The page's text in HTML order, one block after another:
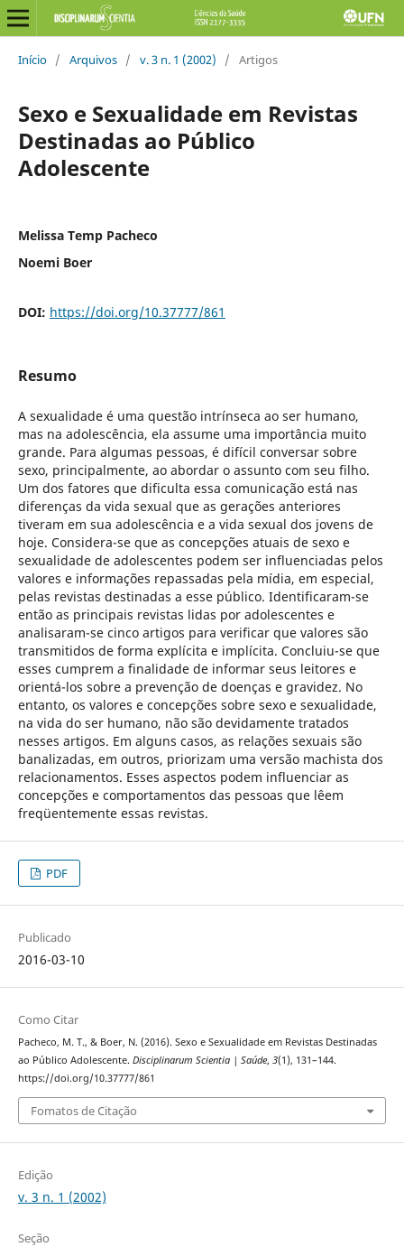
Início / Arquivos / v. 3 n. 1 (2002) / Artigos
Sexo e Sexualidade em Revistas
Destinadas ao Público
Adolescente
Melissa Temp Pacheco
Noemi Boer
DOI: https://doi.org/10.37777/861
Resumo
A sexualidade é uma questão intrínseca ao ser humano,
mas na adolescência, ela assume uma importância muito
grande. Para algumas pessoas, é difícil conversar sobre
sexo, principalmente, ao abordar o assunto com seu filho.
Um dos fatores que dificulta essa comunicação está nas
diferenças da vida sexual que as gerações anteriores
tiveram em sua adolescência e a vida sexual dos jovens de
hoje. Considera-se que as concepções atuais de sexo e
sexualidade de adolescentes podem ser influenciadas pelos
valores e informações repassadas pela mídia, em especial,
pelas revistas destinadas a esse público. Identificaram-se
então as principais revistas lidas por adolescentes e
analisaram-se cinco artigos para verificar que valores são
transmitidos de forma explícita e implícita. Concluiu-se que
esses cumprem a finalidade de informar seus leitores e
orientá-los sobre a prevenção de doenças e gravidez. No
entanto, os valores e concepções sobre sexo e sexualidade,
na vida do ser humano, não são devidamente tratados
nesses artigos. Em alguns casos, as relações sexuais são
banalizadas, em outros, priorizam uma versão machista dos
relacionamentos. Esses aspectos podem influenciar as
concepções e comportamentos das pessoas que lêem
freqüentemente essas revistas.
PDF
Publicado
2016-03-10
Como Citar
Pacheco, M. T., & Boer, N. (2016). Sexo e Sexualidade em Revistas Destinadas
ao Público Adolescente. Disciplinarum Scientia | Saúde, 3(1), 131–144.
https://doi.org/10.37777/861
Fomatos de Citação
Edição
v. 3 n. 1 (2002)
Seção